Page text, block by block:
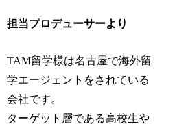
担当プロデューサーより
TAM留学様は名古屋で海外留
学エージェントをされている
会社です。
ターゲット層である高校生や